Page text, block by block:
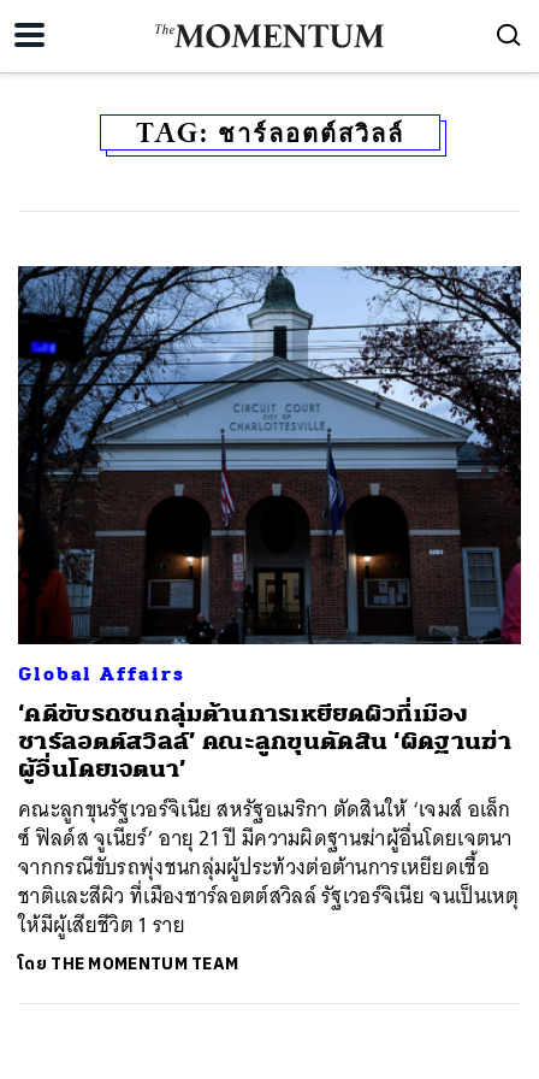
TAG: ชาร์ลอตต์สวิลล์
Global Affairs
‘คดีขับรถชนกลุ่มต้านการเหยียดผิวที่เมือง
ชาร์ลอตต์สวิลล์’ คณะลูกขุนตัดสิน ‘ผิดฐานฆ่า
ผู้อื่นโดยเจตนา’
คณะลูกขุนรัฐเวอร์จิเนีย สหรัฐอเมริกา ตัดสินให้ ‘เจมส์ อเล็ก
ซ์ ฟิลด์ส จูเนียร์’ อายุ 21 ปี มีความผิดฐานฆ่าผู้อื่นโดยเจตนา
จากกรณีขับรถพุ่งชนกลุ่มผู้ประท้วงต่อต้านการเหยียดเชื้อ
ชาติและสีผิว ที่เมืองชาร์ลอตต์สวิลล์ รัฐเวอร์จิเนีย จนเป็นเหตุ
ให้มีผู้เสียชีวิต 1 ราย
โดย THE MOMENTUM TEAM
ค้นหา
SHARE